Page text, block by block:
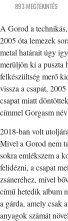
893 MEGTEKINTÉS
A Gorod a
2005 óta lemezek
metal határait úgy
merüljön ki a puszta
felkészültség merő
vissza a csapat,
csapat miatt
címmel Gorgasm
2018-ban volt
Mivel a Gorod nem
sokra emlékszem a
felidézni, a csapat
zsáneréhez, mivel
című hetedik album
a gárda, amely csak
anyagok számát